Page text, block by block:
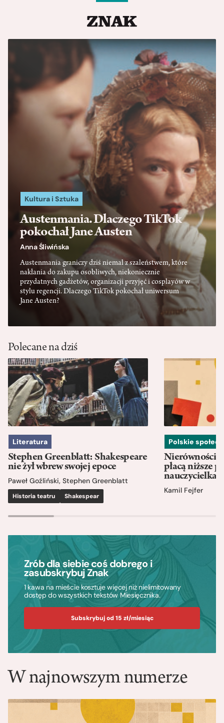
Kultura i Sztuka
Austenmania. Dlaczego TikTok
pokochał Jane Austen
Anna Śliwińska
Austenmania graniczy dziś niemal z szaleństwem, które
nakłania do zakupu osobliwych, niekoniecznie
przydatnych gadżetów, organizacji przyjęć i cosplayów w
stylu regencji. Dlaczego TikTok pokochał uniwersum
Jane Austen?
Polecane na dziś
Literatura
Stephen Greenblatt: Shakespeare
nie żył wbrew swojej epoce
Paweł Goźliński, Stephen Greenblatt
Historia teatru Shakespear
Polskie
Nierówności
płacą niższe
nauczycielka
Kamil Fejfer
Zrób dla siebie coś dobrego i
zasubskrybuj Znak
1 kawa na mieście kosztuje więcej niż nielimitowany
dostęp do wszystkich tekstów Miesięcznika.
Subskrybuj od 15 zł/miesiąc
W najnowszym numerze